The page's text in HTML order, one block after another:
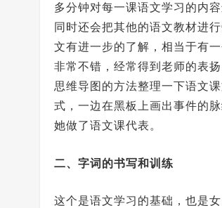
多分钟对每一课语文学习的内
同时还会把其他的语文教材进
文有进一步的了解，相当于有
非常不错，经常得到老师的表
思维导图的方法整理一下语文
式，一边在黑板上画出事件的
她做了语文课代表。
二、字词的书写和训练
这个是语文学习的基础，也是